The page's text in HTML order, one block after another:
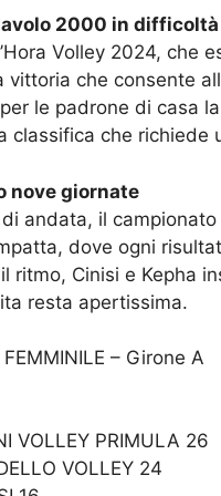
2000 in difficoltà
Volley 2024, che
vittoria che consente
le padrone di casa
classifica che richiede
nove giornate
andata, il
dove ogni
ritmo, Cinisi e Kepha
resta apertissima.
– Girone A
VOLLEY PRIMULA 26
VOLLEY 24